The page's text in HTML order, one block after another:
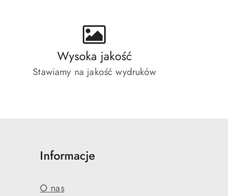
Wysoka jakość
Stawiamy na jakość wydruków
Informacje
O nas